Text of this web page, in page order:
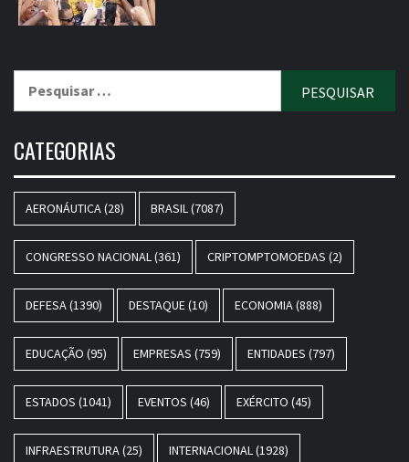
por:
CATEGORIAS
AERONÁUTICA(28) BRASIL(7087)
CONGRESSO NACIONAL(361) CRIPTOMPTOMOEDAS (2)
DEFESA(1390) DESTAQUE(10) ECONOMIA(888)
EDUCAÇÃO (95) EMPRESAS (759) ENTIDADES (797)
ESTADOS (1041) EVENTOS (46) EXÉRCITO (45)
INFRAESTRUTURA(25) INTERNACIONAL(1928)